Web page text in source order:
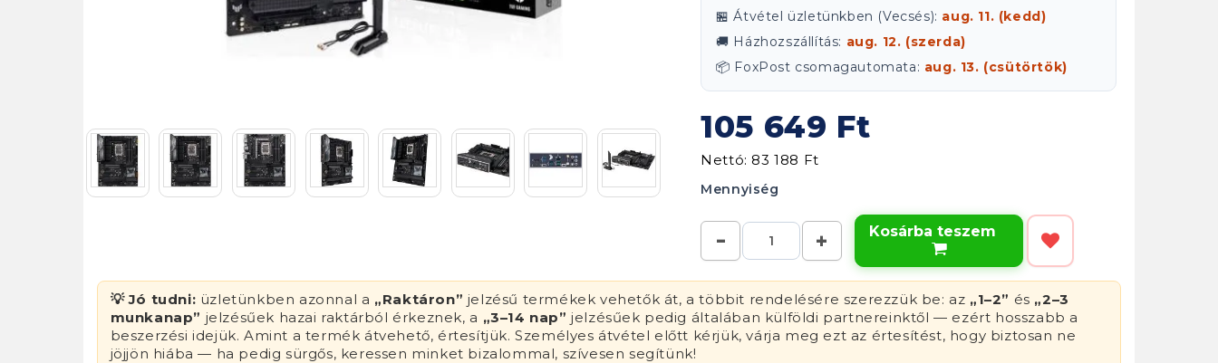
🏪 Átvétel üzletünkben (Vecsés): aug. 11. (kedd)
🚚 Házhozszállítás: aug. 12. (szerda)
📦 FoxPost csomagautomata: aug. 13. (csütörtök)
105 649 Ft
Nettó: 83 188 Ft
Mennyiség
Kosárba teszem

💡 Jó tudni: üzletünkben azonnal a „Raktáron” jelzésű termékek vehetők át, a többit rendelésére szerezzük be: az „1–2” és „2–3
munkanap” jelzésűek hazai raktárból érkeznek, a „3–14 nap” jelzésűek pedig általában külföldi partnereinktől — ezért hosszabb a
beszerzési idejük. Amint a termék átvehető, értesítjük. Személyes átvétel előtt kérjük, várja meg ezt az értesítést, hogy biztosan ne
jöjjön hiába — ha pedig sürgős, keressen minket bizalommal, szívesen segítünk!